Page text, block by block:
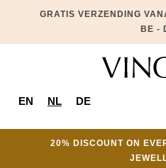
GRATIS VERZENDING
BE -
EN NL DE
20% DISCOUNT ON